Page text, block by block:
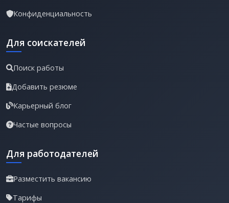
Конфиденциальность
Для соискателей
Поиск работы
Добавить резюме
Карьерный блог
Частые вопросы
Для работодателей
Разместить вакансию
Тарифы